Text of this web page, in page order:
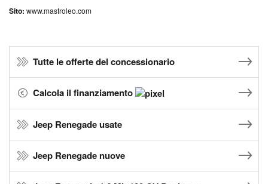
Sito: www.mastroleo.com
Tutte le offerte del concessionario
Calcola il finanziamento
Jeep Renegade usate
Jeep Renegade nuove